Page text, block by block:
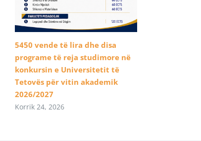
5450 vende të lira dhe disa
programe të reja studimore në
konkursin e Universitetit të
Tetovës për vitin akademik
2026/2027
Korrik 24, 2026